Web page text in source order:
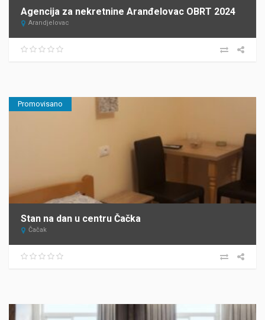
Agencija za nekretnine Aranđelovac OBRT 2024
Arandjelovac
Promovisano
Stan na dan u centru Čačka
Čačak